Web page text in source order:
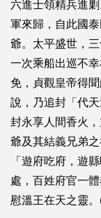
六進士領精兵進
軍來歸，自此國
爺。太平盛世，
一次乘船出巡不
免，貞觀皇帝得
說，乃追封「代
封永享人間香火
爺及其結義兄弟
「遊府吃府，遊
處，百姓府官一
慰溫王在天之靈